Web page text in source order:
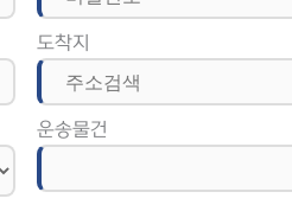
도착지
운송물건